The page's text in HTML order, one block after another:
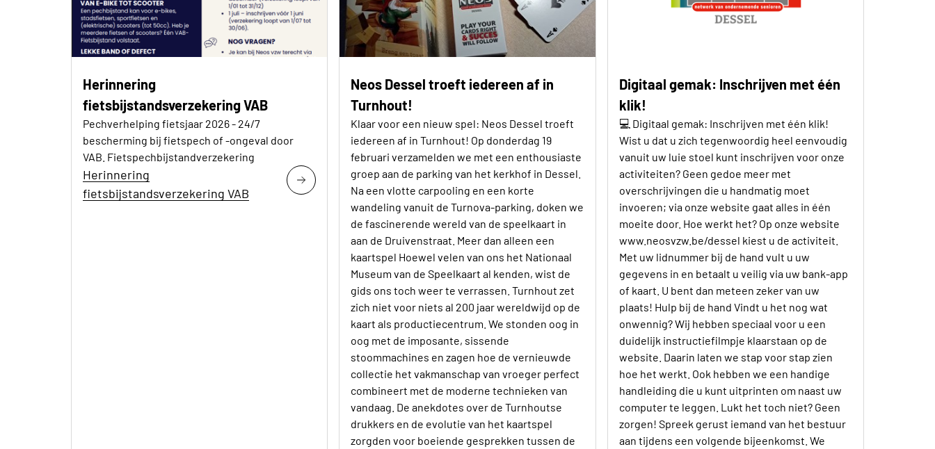
Herinnering
fietsbijstandsverzekering VAB
Pechverhelping fietsjaar 2026 - 24/7
bescherming bij fietspech of -ongeval door
VAB. Fietspechbijstandverzekering
Herinnering
fietsbijstandsverzekering VAB
Neos Dessel troeft iedereen af in
Turnhout!
Klaar voor een nieuw spel: Neos Dessel troeft
iedereen af in Turnhout! Op donderdag 19
februari verzamelden we met een enthousiaste
groep aan de parking van het kerkhof in Dessel.
Na een vlotte carpooling en een korte
wandeling vanuit de Turnova-parking, doken we
de fascinerende wereld van de speelkaart in
aan de Druivenstraat. Meer dan alleen een
kaartspel Hoewel velen van ons het Nationaal
Museum van de Speelkaart al kenden, wist de
gids ons toch weer te verrassen. Turnhout zet
zich niet voor niets al 200 jaar wereldwijd op de
kaart als productiecentrum. We stonden oog in
oog met de imposante, sissende
stoommachines en zagen hoe de vernieuwde
collectie het vakmanschap van vroeger perfect
combineert met de moderne technieken van
vandaag. De anekdotes over de Turnhoutse
drukkers en de evolutie van het kaartspel
zorgden voor boeiende gesprekken tussen de
Digitaal gemak: Inschrijven met één
klik!
💻 Digitaal gemak: Inschrijven met één klik!
Wist u dat u zich tegenwoordig heel eenvoudig
vanuit uw luie stoel kunt inschrijven voor onze
activiteiten? Geen gedoe meer met
overschrijvingen die u handmatig moet
invoeren; via onze website gaat alles in één
moeite door. Hoe werkt het? Op onze website
www.neosvzw.be/dessel kiest u de activiteit.
Met uw lidnummer bij de hand vult u uw
gegevens in en betaalt u veilig via uw bank-app
of kaart. U bent dan meteen zeker van uw
plaats! Hulp bij de hand Vindt u het nog wat
onwennig? Wij hebben speciaal voor u een
duidelijk instructiefilmpje klaarstaan op de
website. Daarin laten we stap voor stap zien
hoe het werkt. Ook hebben we een handige
handleiding die u kunt uitprinten om naast uw
computer te leggen. Lukt het toch niet? Geen
zorgen! Spreek gerust iemand van het bestuur
aan tijdens een volgende bijeenkomst. We